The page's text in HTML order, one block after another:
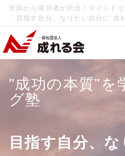
全国から成功者が続出！マインド
「目指す自分、なりたい自分に 成
"成功の本質"を
グ塾
目指す自分、